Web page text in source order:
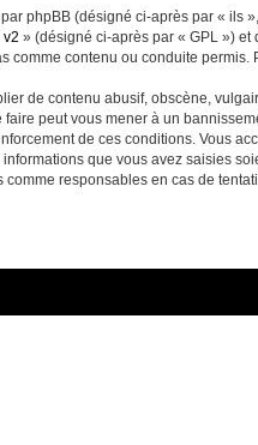
phpBB (désigné ci-après par « ils
v2 » (désigné ci-après par « GPL »)
comme contenu ou conduite
de contenu abusif, obscène,
peut vous mener à un
de ces conditions. Vous
que vous avez saisies
comme responsables en cas de